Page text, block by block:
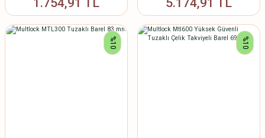
1.754,91 TL 5.174,91 TL
%10 %10